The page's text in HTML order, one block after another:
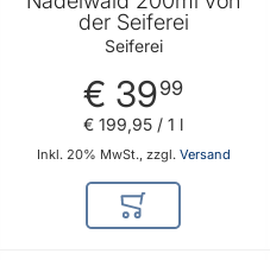
der Seiferei
Seiferei
€ 3999
Inkl. 20% MwSt., zzgl. Versand
€ 199,95 / 1 l
In den Warenkorb